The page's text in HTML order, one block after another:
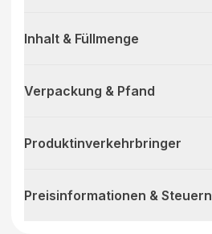
Inhalt & Füllmenge
Verpackung & Pfand
Produktinverkehrbringer
Preisinformationen & Steuern